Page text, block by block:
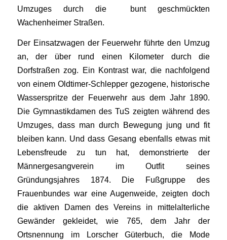
Umzuges durch die bunt geschmückten
Wachenheimer Straßen.
Der Einsatzwagen der Feuerwehr führte den Umzug
an, der über rund einen Kilometer durch die
Dorfstraßen zog. Ein Kontrast war, die nachfolgend
von einem Oldtimer-Schlepper gezogene, historische
Wasserspritze der Feuerwehr aus dem Jahr 1890.
Die Gymnastikdamen des TuS zeigten während des
Umzuges, dass man durch Bewegung jung und fit
bleiben kann. Und dass Gesang ebenfalls etwas mit
Lebensfreude zu tun hat, demonstrierte der
Männergesangverein im Outfit seines
Gründungsjahres 1874. Die Fußgruppe des
Frauenbundes war eine Augenweide, zeigten doch
die aktiven Damen des Vereins in mittelalterliche
Gewänder gekleidet, wie 765, dem Jahr der
Ortsnennung im Lorscher Güterbuch, die Mode